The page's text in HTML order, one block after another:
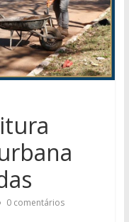
0 comentários